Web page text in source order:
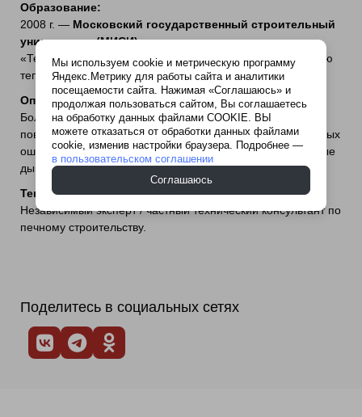
Образование:
2008 г. — Московский государственный строительный
университет (МИСИ), специальность
«Теплогазоснабжение и вентиляция» (с уклоном в печную
теплотехнику).
Опыт работы:
Более 16 лет. Специализируется на сложных случаях:
повышение КПД существующих печей, исправление грубых
ошибок кладки, адаптация старых печей под современные
дымоходы и газовые горелки.
Текущая деятельность:
Независимый эксперт / частный технический консультант по
печному строительству.
Поделитесь в социальных сетях
Мы используем cookie и метрическую программу
Яндекс.Метрику для работы сайта и аналитики
посещаемости сайта. Нажимая «Соглашаюсь» и
продолжая пользоваться сайтом, Вы соглашаетесь
на обработку данных файлами COOKIE. ВЫ
можете отказаться от обработки данных файлами
cookie, изменив настройки браузера. Подробнее —
в пользовательском соглашении
Соглашаюсь